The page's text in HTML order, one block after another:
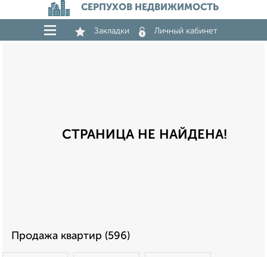
СЕРПУХОВ НЕДВИЖИМОСТЬ
Закладки Личный кабинет
СТРАНИЦА НЕ НАЙДЕНА!
Продажа квартир (596)